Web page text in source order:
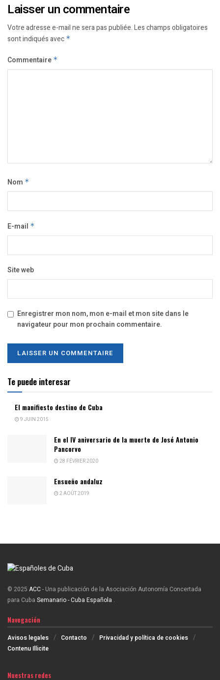
Laisser un commentaire
Votre adresse e-mail ne sera pas publiée.Les champs obligatoires
sont indiqués avec *
Commentaire *
Nom *
E-mail *
Site web
Enregistrer mon nom, mon e-mail et mon site dans le
navigateur pour mon prochain commentaire.
Te puede interesar
El manifiesto destino de Cuba
9 JUIN 2015
En el IV aniversario de la muerte de José Antonio
Pancorvo
28 FÉVRIER 2020
Ensueño andaluz
2 AOÛT 2019
© 2025 ACC- Una publicación de la Asociación Autonomía Concertada
para Cuba Semanario - Cuba Española .
Navegación
Avisos legales Contacto
Privacidad y política de cookies
Contenu Illicite
Nuestras redes